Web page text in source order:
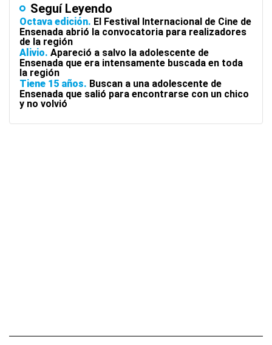
Seguí Leyendo
Octava edición El Festival Internacional de Cine de
Ensenada abrió la convocatoria para realizadores
de la región
Alivio Apareció a salvo la adolescente de
Ensenada que era intensamente buscada en toda
la región
Tiene 15 años Buscan a una adolescente de
Ensenada que salió para encontrarse con un chico
y no volvió